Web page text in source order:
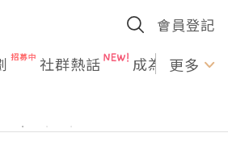
會員登記
社群熱話 成為U更多